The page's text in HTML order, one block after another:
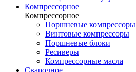
Компрессорное
Компрессорное
Поршневые компрессоры
Винтовые компрессоры
Поршневые блоки
Ресиверы
Компрессорные масла
Сварочное